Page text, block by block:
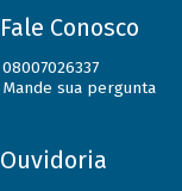
Fale Conosco
08007026337
Mande sua pergunta
Ouvidoria